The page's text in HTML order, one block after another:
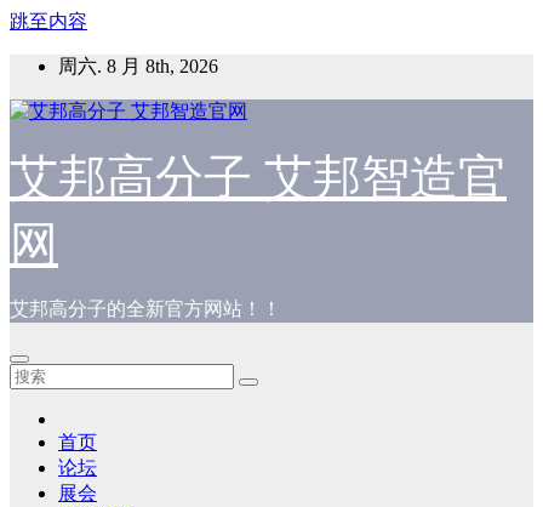
跳至内容
周六. 8 月 8th, 2026
艾邦高分子 艾邦智造官
网
艾邦高分子的全新官方网站！！
首页
论坛
展会